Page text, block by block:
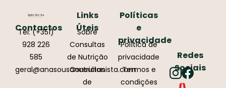
Contactos
Tel: (+351)
928 226
585
geral@anasousanutricionista.com
Links
Úteis
Sobre
Consultas
de Nutrição
Consultas
de
Políticas
e
privacidade
Política de
privacidade
Termos e
condições
Redes
Sociais